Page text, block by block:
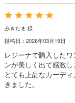
みきたま 様
投稿日：2026年03月19日
レジーナで購入した
ンが美しく出て感激し
とても上品なカーデ
きました。